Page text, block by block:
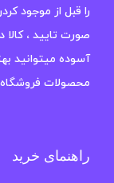
را قبل از موجود
صورت تایید ،
آسوده میتوانید
محصولات
راهنمای خرید